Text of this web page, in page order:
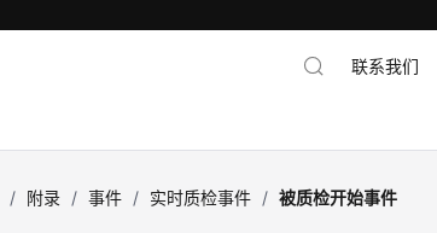
联系我们
/ 附录 / 事件 / 实时质检事件 / 被质检开始事件